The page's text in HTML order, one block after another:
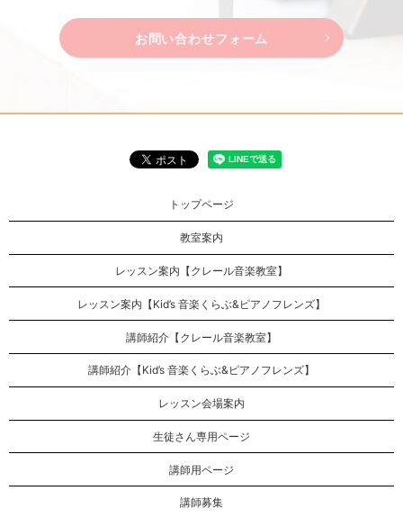
お問い合わせフォーム
トップページ
教室案内
レッスン案内【クレール音楽教室】
レッスン案内【Kid’s 音楽くらぶ&ピアノフレンズ】
講師紹介【クレール音楽教室】
講師紹介【Kid’s 音楽くらぶ&ピアノフレンズ】
レッスン会場案内
生徒さん専用ページ
講師用ページ
講師募集